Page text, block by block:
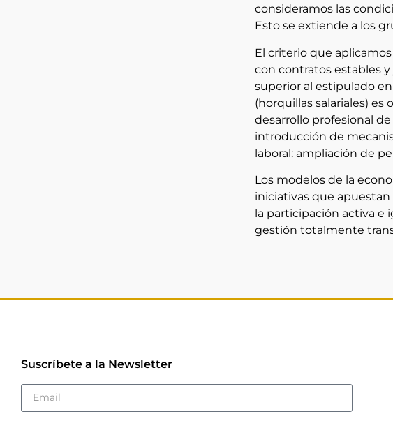
consideramos las
Esto se extiende a los
El criterio que
con contratos estables
superior al estipulado
(horquillas salariales)
desarrollo profesional
introducción de
laboral: ampliación de
Los modelos de la
iniciativas que
la participación activa e
gestión totalmente
Suscríbete a la Newsletter